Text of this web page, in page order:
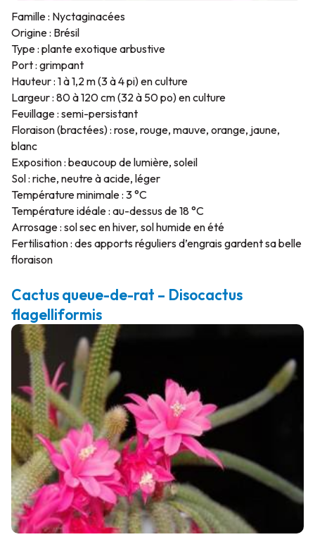
Famille : Nyctaginacées
Origine : Brésil
Type : plante exotique arbustive
Port : grimpant
Hauteur : 1 à 1,2 m (3 à 4 pi) en culture
Largeur : 80 à 120 cm (32 à 50 po) en culture
Feuillage : semi-persistant
Floraison (bractées) : rose, rouge, mauve, orange, jaune,
blanc
Exposition : beaucoup de lumière, soleil
Sol : riche, neutre à acide, léger
Température minimale : 3 °C
Température idéale : au-dessus de 18 °C
Arrosage : sol sec en hiver, sol humide en été
Fertilisation : des apports réguliers d’engrais gardent sa belle
floraison
Cactus queue-de-rat – Disocactus
flagelliformis